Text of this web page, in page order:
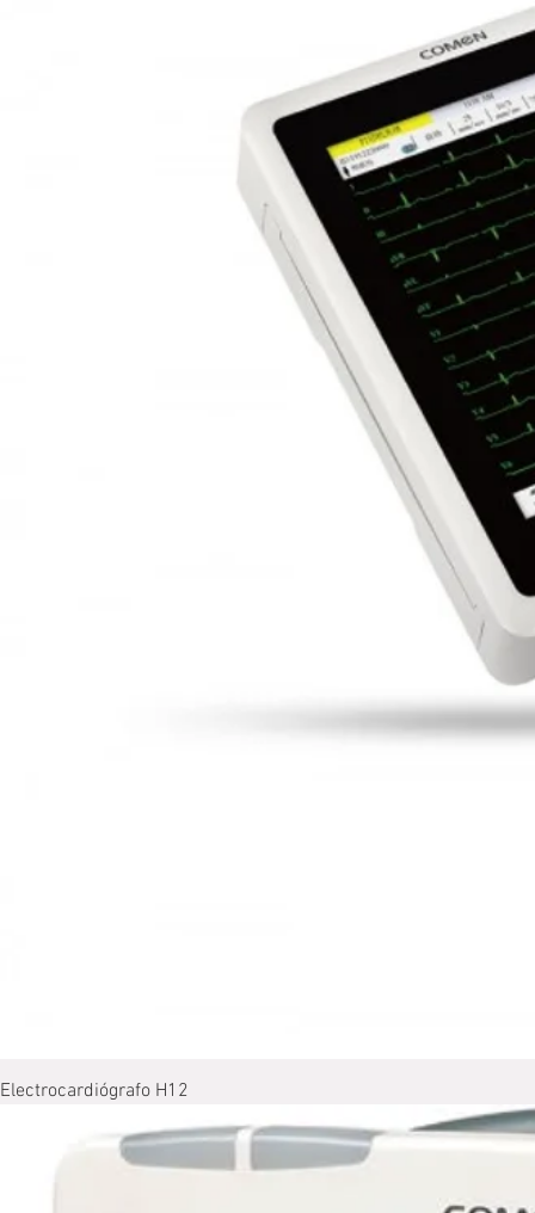
Electrocardiógrafo H12